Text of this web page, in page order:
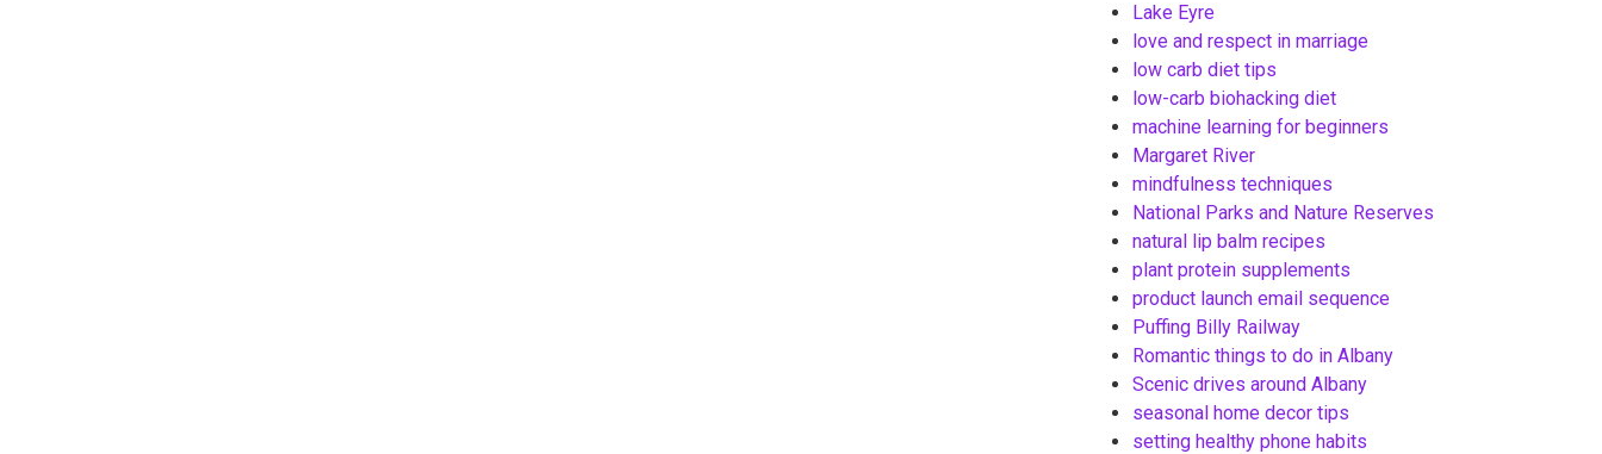
Lake Eyre
love and respect in marriage
low carb diet tips
low-carb biohacking diet
machine learning for beginners
Margaret River
mindfulness techniques
National Parks and Nature Reserves
natural lip balm recipes
plant protein supplements
product launch email sequence
Puffing Billy Railway
Romantic things to do in Albany
Scenic drives around Albany
seasonal home decor tips
setting healthy phone habits